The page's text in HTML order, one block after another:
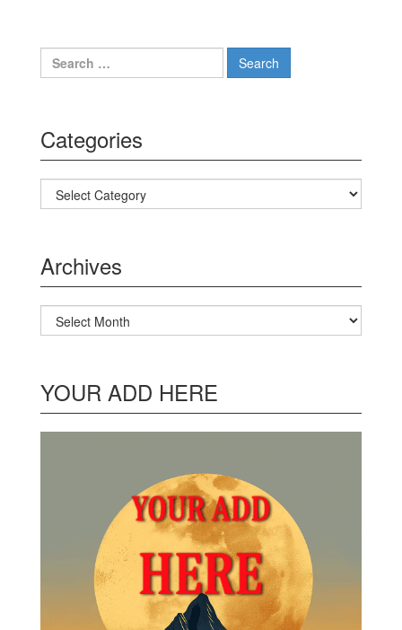
Search for:
Categories
Categories
Archives
Archives
YOUR ADD HERE